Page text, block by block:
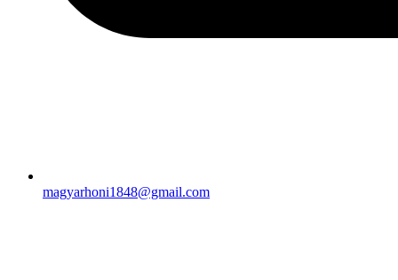
magyarhoni1848@gmail.com